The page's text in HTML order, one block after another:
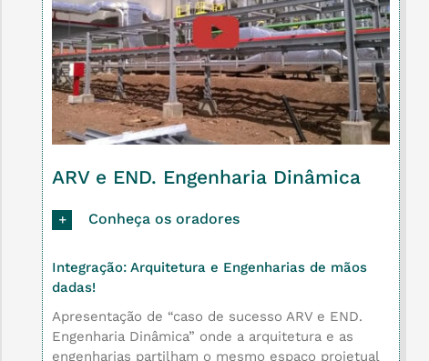
ARV e END. Engenharia Dinâmica
Conheça os oradores
Integração: Arquitetura e Engenharias de mãos
dadas!
Apresentação de “caso de sucesso ARV e END.
Engenharia Dinâmica” onde a arquitetura e as
engenharias partilham o mesmo espaço projetual